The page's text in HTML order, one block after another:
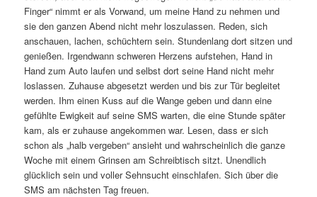
Finger“ nimmt er als Vorwand, um meine Hand zu nehmen und
sie den ganzen Abend nicht mehr loszulassen. Reden, sich
anschauen, lachen, schüchtern sein. Stundenlang dort sitzen und
genießen. Irgendwann schweren Herzens aufstehen, Hand in
Hand zum Auto laufen und selbst dort seine Hand nicht mehr
loslassen. Zuhause abgesetzt werden und bis zur Tür begleitet
werden. Ihm einen Kuss auf die Wange geben und dann eine
gefühlte Ewigkeit auf seine SMS warten, die eine Stunde später
kam, als er zuhause angekommen war. Lesen, dass er sich
schon als „halb vergeben“ ansieht und wahrscheinlich die ganze
Woche mit einem Grinsen am Schreibtisch sitzt. Unendlich
glücklich sein und voller Sehnsucht einschlafen. Sich über die
SMS am nächsten Tag freuen.